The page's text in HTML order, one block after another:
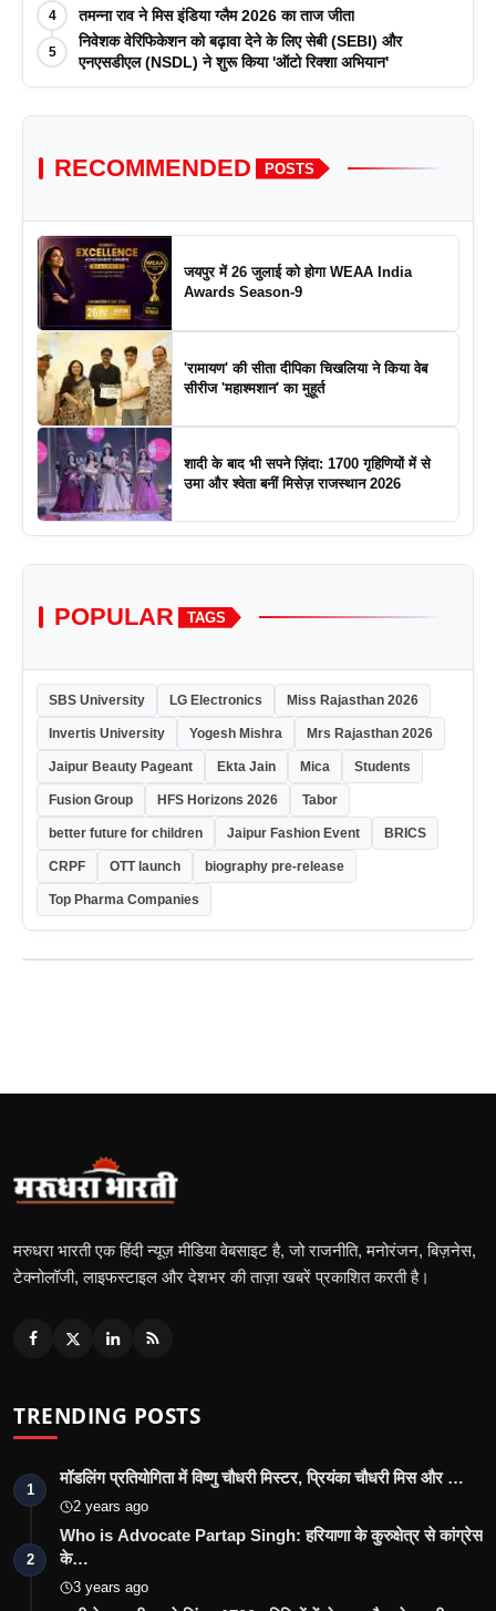
4 तमन्ना राव ने मिस इंडिया ग्लैम 2026 का ताज जीता
5
निवेशक वेरिफिकेशन को बढ़ावा देने के लिए सेबी (SEBI) और
एनएसडीएल (NSDL) ने शुरू किया 'ऑटो रिक्शा अभियान'
RECOMMENDED POSTS
जयपुर में 26 जुलाई को होगा WEAA India
Awards Season-9
'रामायण' की सीता दीपिका चिखलिया ने किया वेब
सीरीज 'महाश्मशान' का मुहूर्त
शादी के बाद भी सपने ज़िंदा: 1700 गृहिणियों में से
उमा और श्वेता बनीं मिसेज़ राजस्थान 2026
POPULAR TAGS
SBS University LG Electronics Miss Rajasthan 2026
Invertis University Yogesh Mishra Mrs Rajasthan 2026
Jaipur Beauty Pageant Ekta Jain Mica Students
Fusion Group HFS Horizons 2026 Tabor
better future for children Jaipur Fashion Event BRICS
CRPF OTT launch biography pre-release
Top Pharma Companies
मरुधरा भारती एक हिंदी न्यूज़ मीडिया वेबसाइट है, जो राजनीति, मनोरंजन, बिज़नेस,
टेक्नोलॉजी, लाइफस्टाइल और देशभर की ताज़ा खबरें प्रकाशित करती है।
TRENDING POSTS
1
मॉडलिंग प्रतियोगिता में विष्णु चौधरी मिस्टर, प्रियंका चौधरी मिस और …
2 years ago
2
Who is Advocate Partap Singh: हरियाणा के कुरुक्षेत्र से कांग्रेस
के…
3 years ago